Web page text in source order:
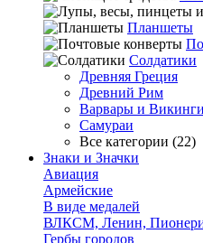
Планшеты
Солдатики
Древняя Греция
Древний Рим
Варвары и Викинги
Самураи
Все категории (22)
Знаки и Значки
Авиация
Армейские
В виде медалей
ВЛКСМ, Ленин,
Гербы городов